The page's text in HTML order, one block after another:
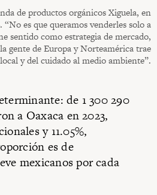
de productos orgánicos Xiguela, en
es que queramos venderles solo a
sentido como estrategia de mercado,
gente de Europa y Norteamérica trae
y del cuidado al medio ambiente”.
de 1 300 290
a Oaxaca en 2023,
y 11.05%,
es de
mexicanos por cada